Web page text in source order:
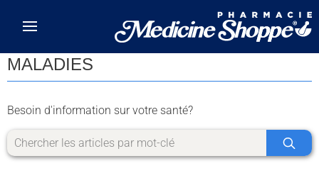
MALADIES
Besoin d'information sur votre santé?